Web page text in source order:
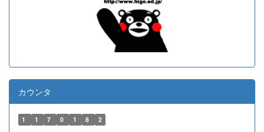
カウンタ
1 1 7 0 1 8 2